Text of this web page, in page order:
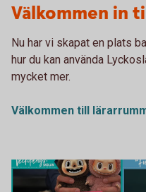
Välkommen in
Nu har vi skapat en plats
hur du kan använda
mycket mer.
Välkommen till